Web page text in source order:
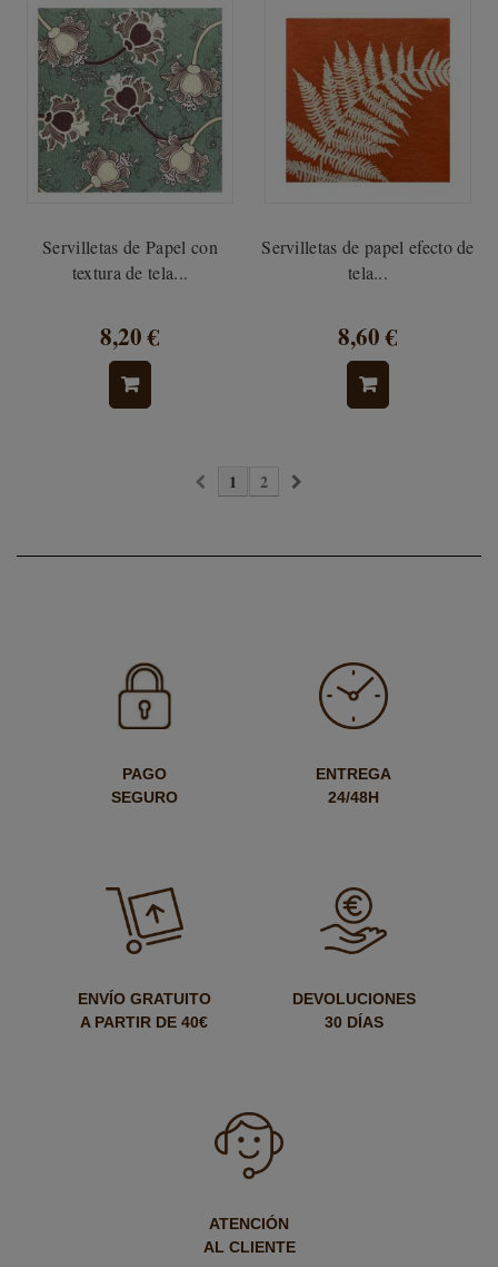
Servilletas de Papel con
textura de tela...
8,20 €
Servilletas de papel efecto de
tela...
8,60 €
1 2
PAGO
SEGURO
ENTREGA
24/48H
ENVÍO GRATUITO
A PARTIR DE 40€
DEVOLUCIONES
30 DÍAS
ATENCIÓN
AL CLIENTE